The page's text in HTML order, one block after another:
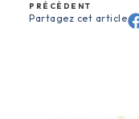
PRÉCÉDENT
Partagez cet article